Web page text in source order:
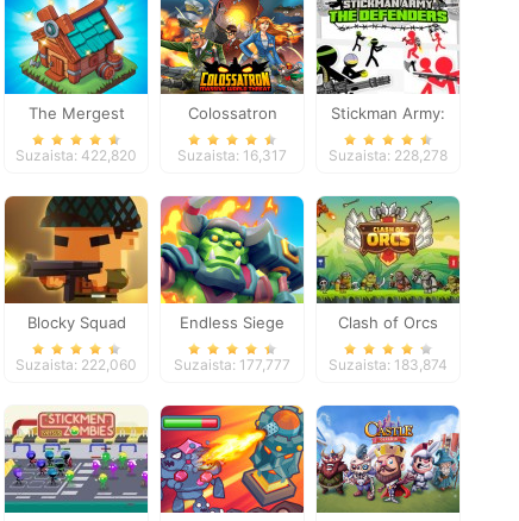
The Mergest
Kingdom
Suzaista: 422,820
Colossatron
Suzaista: 16,317
Stickman Army:
The Defenders
Suzaista: 228,278
Blocky Squad
Suzaista: 222,060
Endless Siege
Suzaista: 177,777
Clash of Orcs
Suzaista: 183,874